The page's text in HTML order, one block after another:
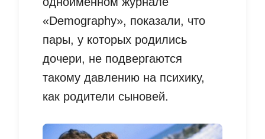
«Demography», показали, что
пары, у которых родились
дочери, не подвергаются
такому давлению на психику,
как родители сыновей.